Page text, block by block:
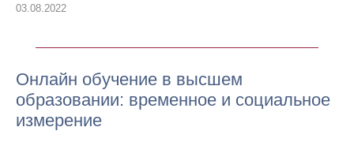
03.08.2022
Онлайн обучение в высшем
образовании: временное и социальное
измерение